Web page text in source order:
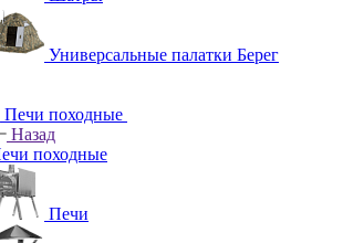
Универсальные палатки Берег
Печи походные
Назад
походные
Печи